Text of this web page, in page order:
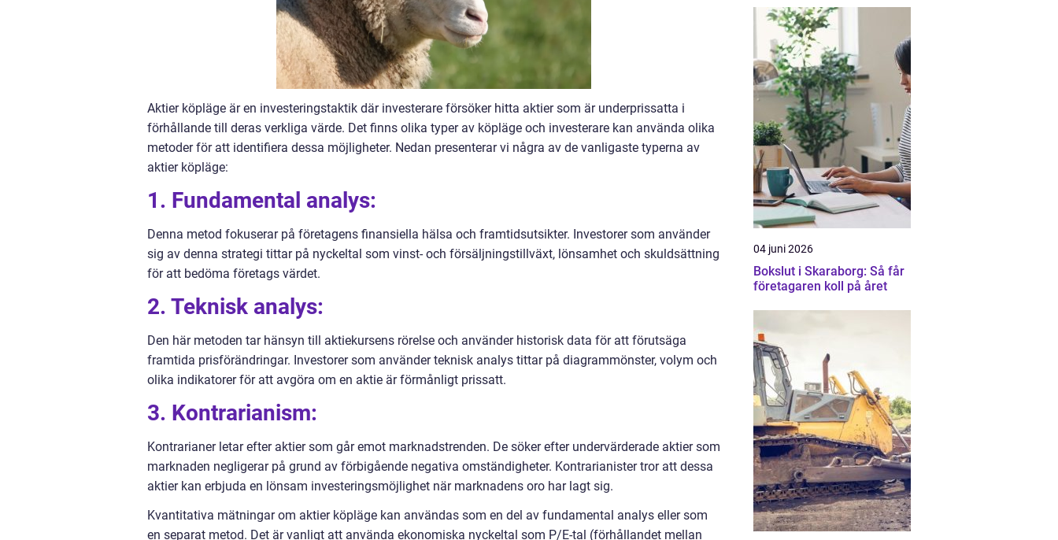
Aktier köpläge är en investeringstaktik där investerare försöker hitta aktier som är underprissatta i
förhållande till deras verkliga värde. Det finns olika typer av köpläge och investerare kan använda olika
metoder för att identifiera dessa möjligheter. Nedan presenterar vi några av de vanligaste typerna av
aktier köpläge:
1. Fundamental analys:
Denna metod fokuserar på företagens finansiella hälsa och framtidsutsikter. Investorer som använder
sig av denna strategi tittar på nyckeltal som vinst- och försäljningstillväxt, lönsamhet och skuldsättning
för att bedöma företags värdet.
2. Teknisk analys:
Den här metoden tar hänsyn till aktiekursens rörelse och använder historisk data för att förutsäga
framtida prisförändringar. Investorer som använder teknisk analys tittar på diagrammönster, volym och
olika indikatorer för att avgöra om en aktie är förmånligt prissatt.
3. Kontrarianism:
Kontrarianer letar efter aktier som går emot marknadstrenden. De söker efter undervärderade aktier som
marknaden negligerar på grund av förbigående negativa omständigheter. Kontrarianister tror att dessa
aktier kan erbjuda en lönsam investeringsmöjlighet när marknadens oro har lagt sig.
Kvantitativa mätningar om aktier köpläge kan användas som en del av fundamental analys eller som
en separat metod. Det är vanligt att använda ekonomiska nyckeltal som P/E-tal (förhållandet mellan
04 juni 2026
Bokslut i Skaraborg: Så får
företagaren koll på året